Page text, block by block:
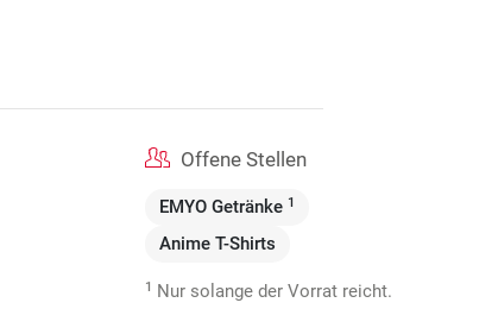
Offene Stellen
EMYO Getränke 1
Anime T-Shirts
1 Nur solange der Vorrat reicht.